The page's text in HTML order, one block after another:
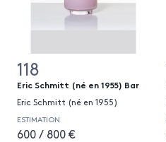
118
Eric Schmitt (né en 1955) Bar
Eric Schmitt (né en 1955)
ESTIMATION
600 / 800 €